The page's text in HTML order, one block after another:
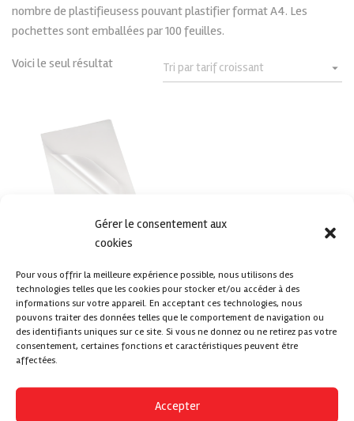
Gérer le consentement aux
cookies
Pour vous offrir la meilleure expérience possible, nous utilisons des
technologies telles que les cookies pour stocker et/ou accéder à des
informations sur votre appareil. En acceptant ces technologies, nous
pouvons traiter des données telles que le comportement de navigation ou
des identifiants uniques sur ce site. Si vous ne donnez ou ne retirez pas votre
consentement, certaines fonctions et caractéristiques peuvent être
affectées.
Accepter
nombre de plastifieusess pouvant plastifier format A4. Les
pochettes sont emballées par 100 feuilles.
Voici le seul résultat
Albyco
De :€18,35
Choix des options